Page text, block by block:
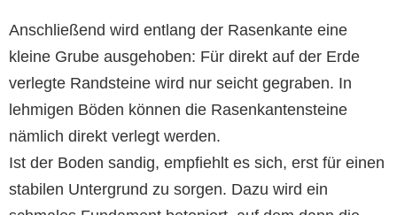
Anschließend wird entlang der Rasenkante eine
kleine Grube ausgehoben: Für direkt auf der Erde
verlegte Randsteine wird nur seicht gegraben. In
lehmigen Böden können die Rasenkantensteine
nämlich direkt verlegt werden.
Ist der Boden sandig, empfiehlt es sich, erst für einen
stabilen Untergrund zu sorgen. Dazu wird ein